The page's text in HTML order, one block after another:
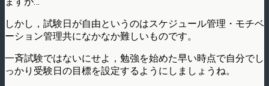
しかし，試験日が自由というのはスケジュール管理・モチベ
ーション管理共になかなか難しいものです。
一斉試験ではないにせよ，勉強を始めた早い時点で自分でし
っかり受験日の目標を設定するようにしましょうね。